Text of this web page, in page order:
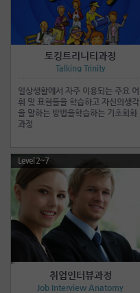
토킹트리니티과정
Talking Trinity
일상생활에서 자주 이용되는 주요 어
휘 및 표현들을 학습하고 자신의생각
을 말하는 방법을학습하는 기초회화
과정
Level 2~7
취업인터뷰과정
Job Interview Anatomy